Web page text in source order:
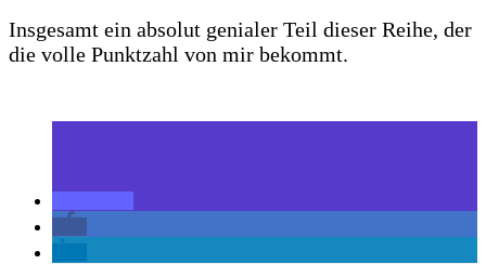
Insgesamt ein absolut genialer Teil dieser Reihe, der
die volle Punktzahl von mir bekommt.